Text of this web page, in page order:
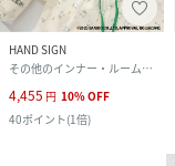
HAND SIGN
その他のインナー・ルームウェア
4,455 円 10%OFF
40ポイント(1倍)